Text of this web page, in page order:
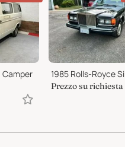
Camper 1985 Rolls-Royce
Prezzo su richiesta